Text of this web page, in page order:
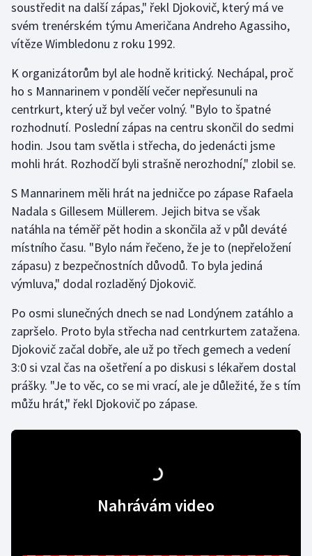
Judo
Lezení
Lyže a snowboard
Moderní pětiboj
Motorsport
Olympijské hry
Parasport
Plážový volejbal
Ragby
Rychlobruslení
Rychlostní kanoistika
Sportovní střelba
soustředit na další zápas," řekl Djokovič, který má ve
svém trenérském týmu Američana Andreho Agassiho,
vítěze Wimbledonu z roku 1992.
K organizátorům byl ale hodně kritický. Nechápal, proč
ho s Mannarinem v pondělí večer nepřesunuli na
centrkurt, který už byl večer volný. "Bylo to špatné
rozhodnutí. Poslední zápas na centru skončil do sedmi
hodin. Jsou tam světla i střecha, do jedenácti jsme
mohli hrát. Rozhodčí byli strašně nerozhodní," zlobil se.
S Mannarinem měli hrát na jedničce po zápase Rafaela
Nadala s Gillesem Müllerem. Jejich bitva se však
natáhla na téměř pět hodin a skončila až v půl deváté
místního času. "Bylo nám řečeno, že je to (nepřeložení
zápasu) z bezpečnostních důvodů. To byla jediná
výmluva," dodal rozladěný Djokovič.
Po osmi slunečných dnech se nad Londýnem zatáhlo a
zapršelo. Proto byla střecha nad centrkurtem zatažena.
Djokovič začal dobře, ale už po třech gemech a vedení
3:0 si vzal čas na ošetření a po diskusi s lékařem dostal
prášky. "Je to věc, co se mi vrací, ale je důležité, že s tím
můžu hrát," řekl Djokovič po zápase.
Nahrávám video